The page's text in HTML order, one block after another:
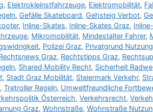
, Elektrokleinstfahrzeuge, Elektromobilität,
, Gefälle Skateboard, Gehsteig Verbot,
, Inline-Skates, Inline-Skates Graz,
, Mikromobilität, Mindestalter Fahrer,
, Polizei Graz, Privatgrund Nutzung
Graz, Rechtstipps Graz,
, Shared Mobility Recht, Sicherheit
, Stadt Graz Mobilität, Steiermark Verkehr,
, Tretroller Regeln, Umweltfreundliche
Österreich, Verkehrsrecht,
Graz, Wohnstraße, Wohnstraße